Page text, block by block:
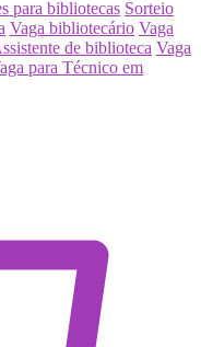
para bibliotecas Sorteio
Vaga bibliotecário Vaga
de biblioteca Vaga
para Técnico em